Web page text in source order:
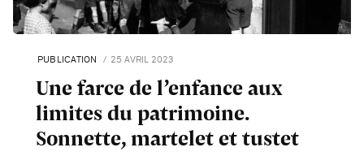
PUBLICATION 25 AVRIL 2023
Une farce de l’enfance aux
limites du patrimoine.
Sonnette, martelet et tustet